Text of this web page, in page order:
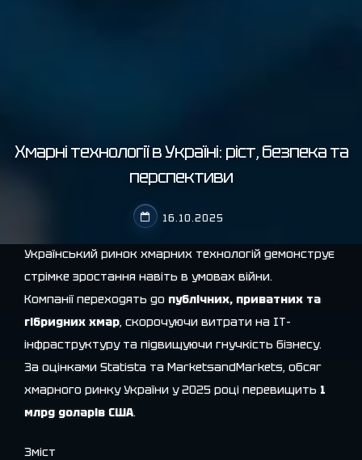
Хмарні технології в Україні: ріст, безпека та
перспективи
16.10.2025
Український ринок хмарних технологій демонструє
стрімке зростання навіть в умовах війни.
Компанії переходять до публічних, приватних та
гібридних хмар, скорочуючи витрати на ІТ-
інфраструктуру та підвищуючи гнучкість бізнесу.
За оцінками Statista та MarketsandMarkets, обсяг
хмарного ринку України у 2025 році перевищить 1
млрд доларів США.
Зміст